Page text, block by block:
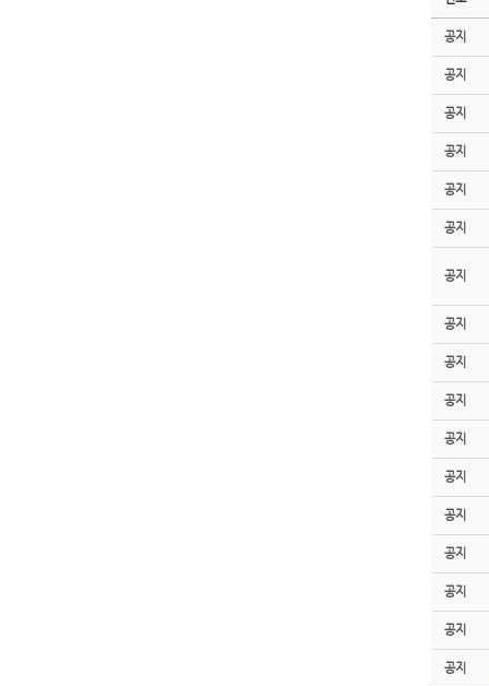
공지
공지
공지
공지
공지
공지
공지
공지
공지
공지
공지
공지
공지
공지
공지
공지
공지